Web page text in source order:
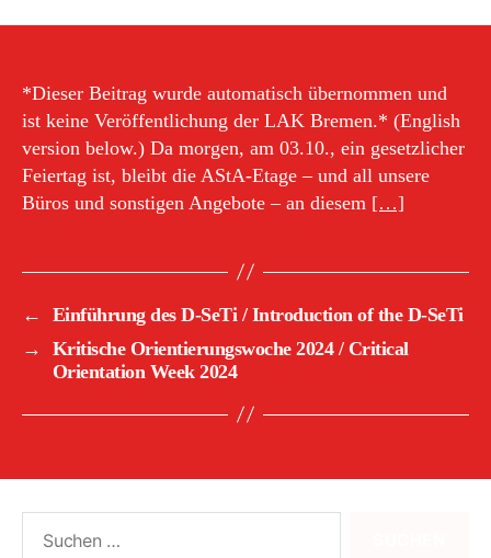
*Dieser Beitrag wurde automatisch übernommen und
ist keine Veröffentlichung der LAK Bremen.* (English
version below.) Da morgen, am 03.10., ein gesetzlicher
Feiertag ist, bleibt die AStA-Etage – und all unsere
Büros und sonstigen Angebote – an diesem […]
←
Einführung des D-SeTi / Introduction of the D-SeTi
→
Kritische Orientierungswoche 2024 / Critical
Orientation Week 2024
nach: